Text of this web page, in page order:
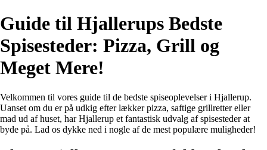
Guide til Hjallerups Bedste
Spisesteder: Pizza, Grill og
Meget Mere!
Velkommen til vores guide til de bedste spiseoplevelser i Hjallerup.
Uanset om du er på udkig efter lækker pizza, saftige grillretter eller
mad ud af huset, har Hjallerup et fantastisk udvalg af spisesteder at
byde på. Lad os dykke ned i nogle af de mest populære muligheder!